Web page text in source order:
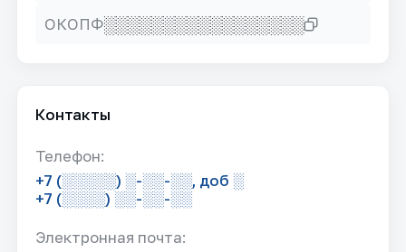
ОКОПФ░░░░░░░░░░░░░░░░░
Контакты
Телефон:
+7 (░░░░░) ░-░░-░░, доб ░
+7 (░░░░) ░░-░░-░░
Электронная почта: